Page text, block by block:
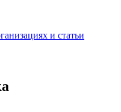
и статьи